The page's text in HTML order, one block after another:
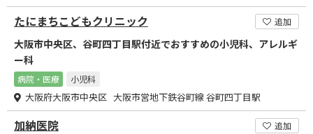
たにまちこどもクリニック 追加
大阪市中央区、谷町四丁目駅付近でおすすめの小児科、アレルギ
ー科
病院・医療 小児科
大阪府大阪市中央区 大阪市営地下鉄谷町線 谷町四丁目駅
加納医院 追加